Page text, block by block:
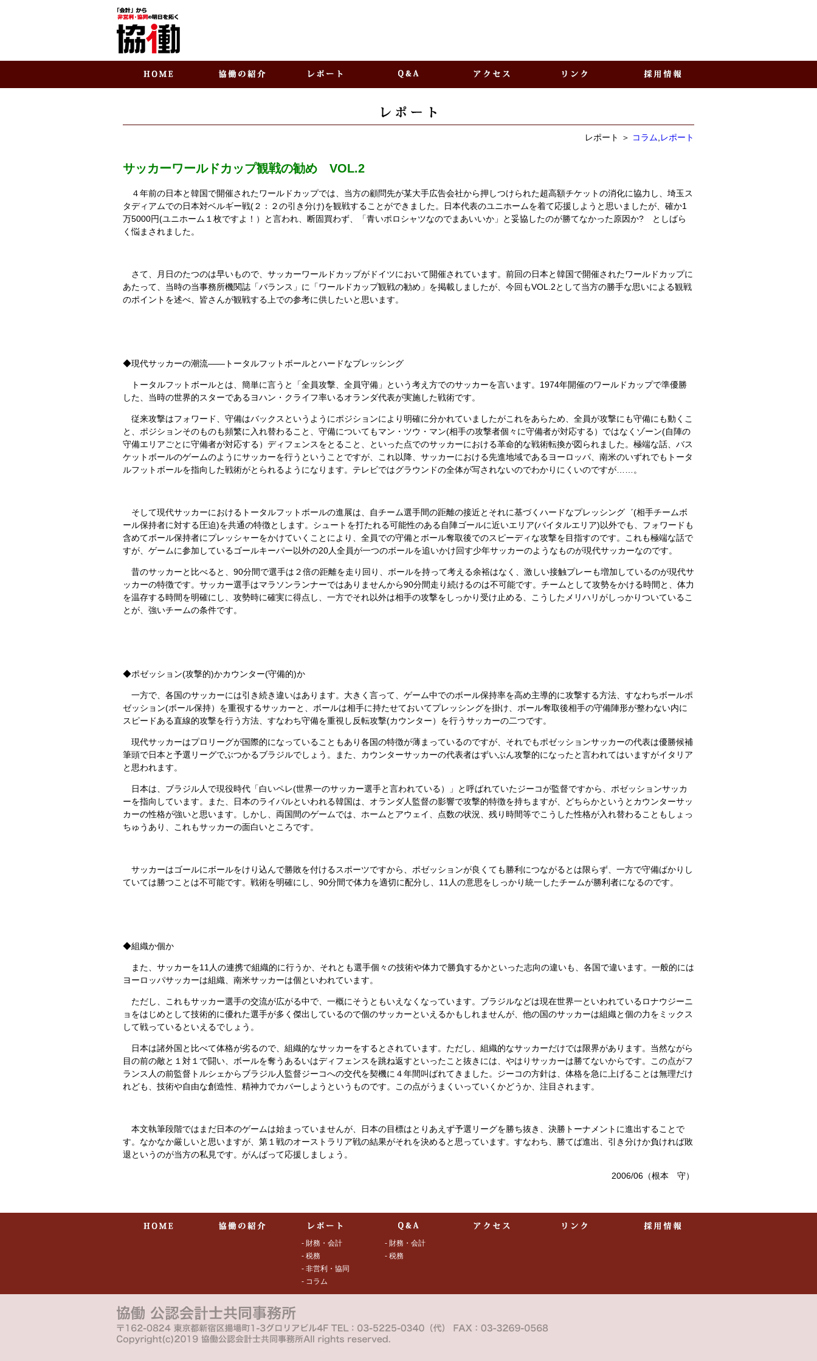
レポート ＞ コラム レポート
サッカーワールドカップ観戦の勧め VOL.2
４年前の日本と韓国で開催されたワールドカップでは、当方の顧問先が某大手広告会社から押しつけられた超高額チケットの消化に協力し、埼玉ス
タディアムでの日本対ベルギー戦(２：２の引き分け)を観戦することができました。日本代表のユニホームを着て応援しようと思いましたが、確か1
万5000円(ユニホーム１枚ですよ！）と言われ、断固買わず、「青いポロシャツなのでまあいいか」と妥協したのが勝てなかった原因か? としばら
く悩まされました。
さて、月日のたつのは早いもので、サッカーワールドカップがドイツにおいて開催されています。前回の日本と韓国で開催されたワールドカップに
あたって、当時の当事務所機関誌「バランス」に「ワールドカップ観戦の勧め」を掲載しましたが、今回もVOL.2として当方の勝手な思いによる観戦
のポイントを述べ、皆さんが観戦する上での参考に供したいと思います。
◆現代サッカーの潮流――トータルフットボールとハードなプレッシング
トータルフットボールとは、簡単に言うと「全員攻撃、全員守備」という考え方でのサッカーを言います。1974年開催のワールドカップで準優勝
した、当時の世界的スターであるヨハン・クライフ率いるオランダ代表が実施した戦術です。
従来攻撃はフォワード、守備はバックスというようにポジションにより明確に分かれていましたがこれをあらため、全員が攻撃にも守備にも動くこ
と、ポジションそのものも頻繁に入れ替わること、守備についてもマン・ツウ・マン(相手の攻撃者個々に守備者が対応する）ではなくゾーン(自陣の
守備エリアごとに守備者が対応する）ディフェンスをとること、といった点でのサッカーにおける革命的な戦術転換が図られました。極端な話、バス
ケットボールのゲームのようにサッカーを行うということですが、これ以降、サッカーにおける先進地域であるヨーロッパ、南米のいずれでもトータ
ルフットボールを指向した戦術がとられるようになります。テレビではグラウンドの全体が写されないのでわかりにくいのですが……。
そして現代サッカーにおけるトータルフットボールの進展は、自チーム選手間の距離の接近とそれに基づくハードなプレッシング゛(相手チームボ
ール保持者に対する圧迫)を共通の特徴とします。シュートを打たれる可能性のある自陣ゴールに近いエリア(バイタルエリア)以外でも、フォワードも
含めてボール保持者にプレッシャーをかけていくことにより、全員での守備とボール奪取後でのスピーディな攻撃を目指すのです。これも極端な話で
すが、ゲームに参加しているゴールキーパー以外の20人全員が一つのボールを追いかけ回す少年サッカーのようなものが現代サッカーなのです。
昔のサッカーと比べると、90分間で選手は２倍の距離を走り回り、ボールを持って考える余裕はなく、激しい接触プレーも増加しているのが現代サ
ッカーの特徴です。サッカー選手はマラソンランナーではありませんから90分間走り続けるのは不可能です。チームとして攻勢をかける時間と、体力
を温存する時間を明確にし、攻勢時に確実に得点し、一方でそれ以外は相手の攻撃をしっかり受け止める、こうしたメリハリがしっかりついているこ
とが、強いチームの条件です。
◆ポゼッション(攻撃的)かカウンター(守備的)か
一方で、各国のサッカーには引き続き違いはあります。大きく言って、ゲーム中でのボール保持率を高め主導的に攻撃する方法、すなわちボールポ
ゼッション(ボール保持）を重視するサッカーと、ボールは相手に持たせておいてプレッシングを掛け、ボール奪取後相手の守備陣形が整わない内に
スピードある直線的攻撃を行う方法、すなわち守備を重視し反転攻撃(カウンター）を行うサッカーの二つです。
現代サッカーはプロリーグが国際的になっていることもあり各国の特徴が薄まっているのですが、それでもポゼッションサッカーの代表は優勝候補
筆頭で日本と予選リーグでぶつかるブラジルでしょう。また、カウンターサッカーの代表者はずいぶん攻撃的になったと言われてはいますがイタリア
と思われます。
日本は、ブラジル人で現役時代「白いペレ(世界一のサッカー選手と言われている）」と呼ばれていたジーコが監督ですから、ポゼッションサッカ
ーを指向しています。また、日本のライバルといわれる韓国は、オランダ人監督の影響で攻撃的特徴を持ちますが、どちらかというとカウンターサッ
カーの性格が強いと思います。しかし、両国間のゲームでは、ホームとアウェイ、点数の状況、残り時間等でこうした性格が入れ替わることもしょっ
ちゅうあり、これもサッカーの面白いところです。
サッカーはゴールにボールをけり込んで勝敗を付けるスポーツですから、ポゼッションが良くても勝利につながるとは限らず、一方で守備ばかりし
ていては勝つことは不可能です。戦術を明確にし、90分間で体力を適切に配分し、11人の意思をしっかり統一したチームが勝利者になるのです。
◆組織か個か
また、サッカーを11人の連携で組織的に行うか、それとも選手個々の技術や体力で勝負するかといった志向の違いも、各国で違います。一般的には
ヨーロッパサッカーは組織、南米サッカーは個といわれています。
ただし、これもサッカー選手の交流が広がる中で、一概にそうともいえなくなっています。ブラジルなどは現在世界一といわれているロナウジーニ
ョをはじめとして技術的に優れた選手が多く傑出しているので個のサッカーといえるかもしれませんが、他の国のサッカーは組織と個の力をミックス
して戦っているといえるでしょう。
日本は諸外国と比べて体格が劣るので、組織的なサッカーをするとされています。ただし、組織的なサッカーだけでは限界があります。当然ながら
目の前の敵と１対１で闘い、ボールを奪うあるいはディフェンスを跳ね返すといったこと抜きには、やはりサッカーは勝てないからです。この点がフ
ランス人の前監督トルシェからブラジル人監督ジーコへの交代を契機に４年間叫ばれてきました。ジーコの方針は、体格を急に上げることは無理だけ
れども、技術や自由な創造性、精神力でカバーしようというものです。この点がうまくいっていくかどうか、注目されます。
本文執筆段階ではまだ日本のゲームは始まっていませんが、日本の目標はとりあえず予選リーグを勝ち抜き、決勝トーナメントに進出することで
す。なかなか厳しいと思いますが、第１戦のオーストラリア戦の結果がそれを決めると思っています。すなわち、勝てば進出、引き分けか負ければ敗
退というのが当方の私見です。がんばって応援しましょう。
2006/06（根本 守）
- 財務・会計
- 税務
- 非営利・協同
- コラム
- 財務・会計
- 税務